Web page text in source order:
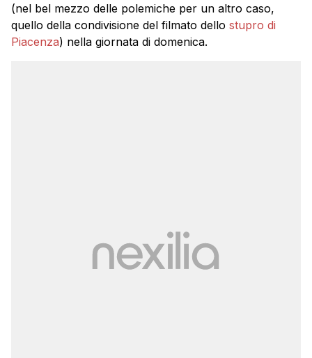
(nel bel mezzo delle polemiche per un altro caso,
quello della condivisione del filmato dello stupro di
Piacenza) nella giornata di domenica.